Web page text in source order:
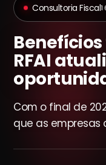
Consultoria Fiscal
RFAI
Com o final de
que as